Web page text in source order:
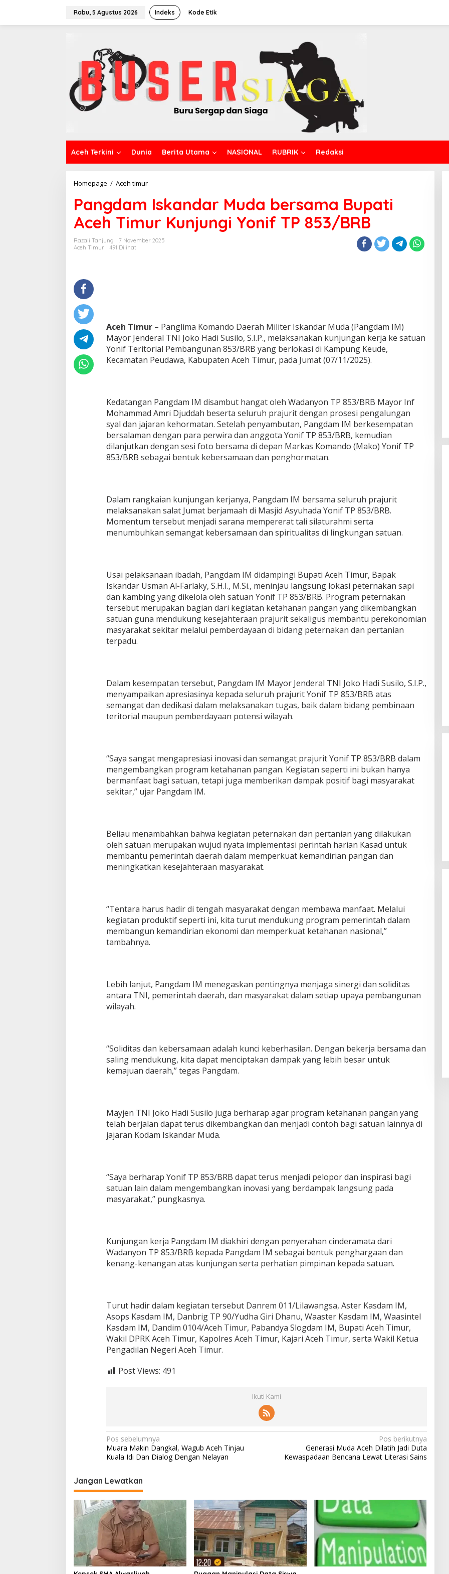
Rabu, 5 Agustus 2026 Indeks Kode Etik
Aceh Terkini Dunia Berita Utama NASIONAL RUBRIK Redaksi
Homepage / Aceh timur
d
a
m
u
d
a
b
e
m
a
B
u
p
a
t
i
h
T
m
u
n
j
u
n
g
i
Y
o
P
8
5
3
/
Pangdam Iskandar Muda bersama Bupati
Aceh Timur Kunjungi Yonif TP 853/BRB
Razali Tanjung
7 November 2025
Aceh Timur
491 Dilihat
Aceh Timur– Panglima Komando Daerah Militer Iskandar Muda (Pangdam IM)
Mayor Jenderal TNI Joko Hadi Susilo, S.I.P., melaksanakan kunjungan kerja ke satuan
Yonif Teritorial Pembangunan 853/BRB yang berlokasi di Kampung Keude,
Kecamatan Peudawa, Kabupaten Aceh Timur, pada Jumat (07/11/2025).
Kedatangan Pangdam IM disambut hangat oleh Wadanyon TP 853/BRB Mayor Inf
Mohammad Amri Djuddah beserta seluruh prajurit dengan prosesi pengalungan
syal dan jajaran kehormatan. Setelah penyambutan, Pangdam IM berkesempatan
bersalaman dengan para perwira dan anggota Yonif TP 853/BRB, kemudian
dilanjutkan dengan sesi foto bersama di depan Markas Komando (Mako) Yonif TP
853/BRB sebagai bentuk kebersamaan dan penghormatan.
Dalam rangkaian kunjungan kerjanya, Pangdam IM bersama seluruh prajurit
melaksanakan salat Jumat berjamaah di Masjid Asyuhada Yonif TP 853/BRB.
Momentum tersebut menjadi sarana mempererat tali silaturahmi serta
menumbuhkan semangat kebersamaan dan spiritualitas di lingkungan satuan.
Usai pelaksanaan ibadah, Pangdam IM didampingi Bupati Aceh Timur, Bapak
Iskandar Usman Al-Farlaky, S.H.I., M.Si., meninjau langsung lokasi peternakan sapi
dan kambing yang dikelola oleh satuan Yonif TP 853/BRB. Program peternakan
tersebut merupakan bagian dari kegiatan ketahanan pangan yang dikembangkan
satuan guna mendukung kesejahteraan prajurit sekaligus membantu perekonomian
masyarakat sekitar melalui pemberdayaan di bidang peternakan dan pertanian
terpadu.
Dalam kesempatan tersebut, Pangdam IM Mayor Jenderal TNI Joko Hadi Susilo, S.I.P.,
menyampaikan apresiasinya kepada seluruh prajurit Yonif TP 853/BRB atas
semangat dan dedikasi dalam melaksanakan tugas, baik dalam bidang pembinaan
teritorial maupun pemberdayaan potensi wilayah.
“Saya sangat mengapresiasi inovasi dan semangat prajurit Yonif TP 853/BRB dalam
mengembangkan program ketahanan pangan. Kegiatan seperti ini bukan hanya
bermanfaat bagi satuan, tetapi juga memberikan dampak positif bagi masyarakat
sekitar,” ujar Pangdam IM.
Beliau menambahkan bahwa kegiatan peternakan dan pertanian yang dilakukan
oleh satuan merupakan wujud nyata implementasi perintah harian Kasad untuk
membantu pemerintah daerah dalam memperkuat kemandirian pangan dan
meningkatkan kesejahteraan masyarakat.
“Tentara harus hadir di tengah masyarakat dengan membawa manfaat. Melalui
kegiatan produktif seperti ini, kita turut mendukung program pemerintah dalam
membangun kemandirian ekonomi dan memperkuat ketahanan nasional,”
tambahnya.
Lebih lanjut, Pangdam IM menegaskan pentingnya menjaga sinergi dan soliditas
antara TNI, pemerintah daerah, dan masyarakat dalam setiap upaya pembangunan
wilayah.
“Soliditas dan kebersamaan adalah kunci keberhasilan. Dengan bekerja bersama dan
saling mendukung, kita dapat menciptakan dampak yang lebih besar untuk
kemajuan daerah,” tegas Pangdam.
Mayjen TNI Joko Hadi Susilo juga berharap agar program ketahanan pangan yang
telah berjalan dapat terus dikembangkan dan menjadi contoh bagi satuan lainnya di
jajaran Kodam Iskandar Muda.
“Saya berharap Yonif TP 853/BRB dapat terus menjadi pelopor dan inspirasi bagi
satuan lain dalam mengembangkan inovasi yang berdampak langsung pada
masyarakat,” pungkasnya.
Kunjungan kerja Pangdam IM diakhiri dengan penyerahan cinderamata dari
Wadanyon TP 853/BRB kepada Pangdam IM sebagai bentuk penghargaan dan
kenang-kenangan atas kunjungan serta perhatian pimpinan kepada satuan.
Turut hadir dalam kegiatan tersebut Danrem 011/Lilawangsa, Aster Kasdam IM,
Asops Kasdam IM, Danbrig TP 90/Yudha Giri Dhanu, Waaster Kasdam IM, Waasintel
Kasdam IM, Dandim 0104/Aceh Timur, Pabandya Slogdam IM, Bupati Aceh Timur,
Wakil DPRK Aceh Timur, Kapolres Aceh Timur, Kajari Aceh Timur, serta Wakil Ketua
Pengadilan Negeri Aceh Timur.
Post Views: 491
Ikuti Kami
N
a
i
g
a
s
i
p
o
Pos sebelumnya
Muara Makin Dangkal, Wagub Aceh Tinjau
Kuala Idi Dan Dialog Dengan Nelayan
Pos berikutnya
Generasi Muda Aceh Dilatih Jadi Duta
Kewaspadaan Bencana Lewat Literasi Sains
Jangan Lewatkan
Bintara dan Tamtama Periode 1
April 2027
Di Banda Aceh | 5 Agustus 2026